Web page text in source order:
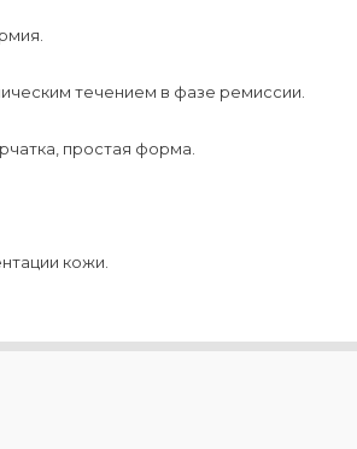
течением в фазе ремиссии.
простая форма.
кожи.